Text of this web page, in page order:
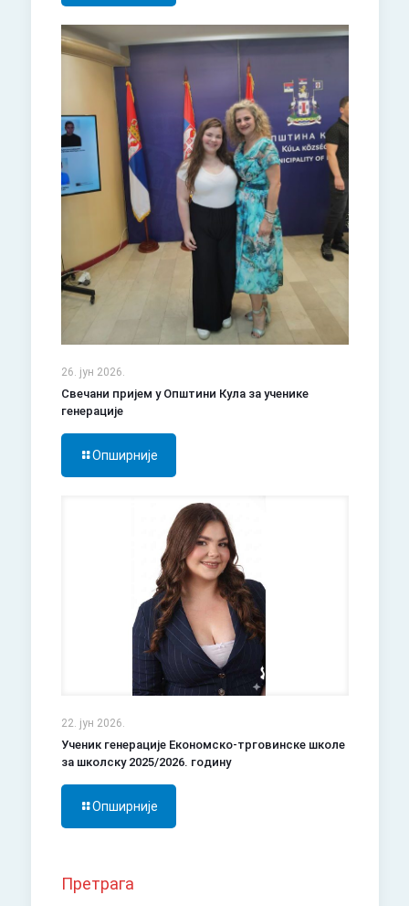
26. јун 2026.
Свечани пријем у Општини Кула за ученике
генерације
Опширније
22. јун 2026.
Ученик генерације Економско-трговинске школе
за школску 2025/2026. годину
Опширније
Претрага